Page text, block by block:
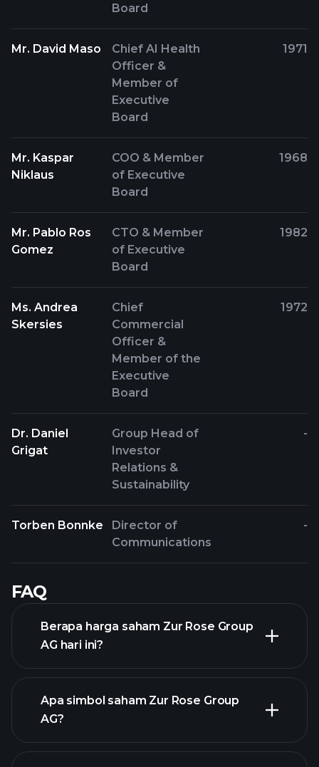
Board
Mr. David Maso
Chief AI Health
Officer &
Member of
Executive
Board
1971
Mr. Kaspar
Niklaus
COO & Member
of Executive
Board
1968
Mr. Pablo Ros
Gomez
CTO & Member
of Executive
Board
1982
Ms. Andrea
Skersies
Chief
Commercial
Officer &
Member of the
Executive
Board
1972
Dr. Daniel
Grigat
Group Head of
Investor
Relations &
Sustainability
-
Torben Bonnke
Director of
Communications
-
FAQ
Berapa harga saham Zur Rose Group
AG hari ini?
grafik
Apa simbol saham Zur Rose Group
AG?